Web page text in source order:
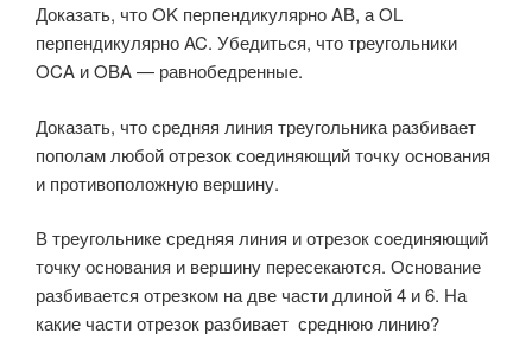
Доказать, что OK перпендикулярно AB, а OL
перпендикулярно AC. Убедиться, что треугольники
OCA и OBA — равнобедренные.
Доказать, что средняя линия треугольника разбивает
пополам любой отрезок соединяющий точку основания
и противоположную вершину.
В треугольнике средняя линия и отрезок соединяющий
точку основания и вершину пересекаются. Основание
разбивается отрезком на две части длиной 4 и 6. На
какие части отрезок разбивает среднюю линию?